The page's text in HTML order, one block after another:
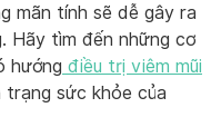
mãn tính sẽ dễ gây ra
Hãy tìm đến những cơ
hướng điều trị viêm mũi
sức khỏe của